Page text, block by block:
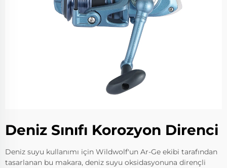
Deniz Sınıfı Korozyon Direnci
Deniz suyu kullanımı için Wildwolf'un Ar-Ge ekibi tarafından
tasarlanan bu makara, deniz suyu oksidasyonuna dirençli